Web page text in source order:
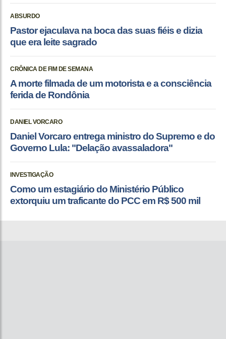
ABSURDO
Pastor ejaculava na boca das suas fiéis e dizia
que era leite sagrado
CRÔNICA DE FIM DE SEMANA
A morte filmada de um motorista e a consciência
ferida de Rondônia
DANIEL VORCARO
Daniel Vorcaro entrega ministro do Supremo e do
Governo Lula: "Delação avassaladora"
INVESTIGAÇÃO
Como um estagiário do Ministério Público
extorquiu um traficante do PCC em R$ 500 mil